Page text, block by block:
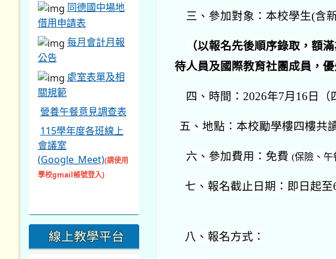
三、參加對象：本校學生(含
（以報名先後順序錄取，額
待人員及國際教育社團成員，優
四、時間：2026年7月16日
五、地點：本校勵學樓四樓共
六、參加費用：免費(保險、午
七、報名截止日期：即日起至
八、報名方式：
同德國中場地
借用申請表
每月會計月報
公告
處室表單及相
關規範
營養午餐意見調查表
115學年度各班線上
會議室
(Google_Meet)(請使用
學校gmail帳號登入)
線上教學平台